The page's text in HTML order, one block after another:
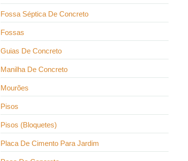
Fossa Séptica De Concreto
Fossas
Guias De Concreto
Manilha De Concreto
Mourões
Pisos
Pisos (Bloquetes)
Placa De Cimento Para Jardim